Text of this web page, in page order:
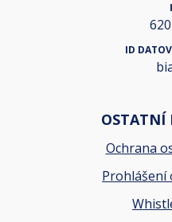
ID
OSTATNÍ
Ochrana